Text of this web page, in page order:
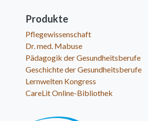
Produkte
Pflegewissenschaft
Dr. med. Mabuse
Pädagogik der Gesundheitsberufe
Geschichte der Gesundheitsberufe
Lernwelten Kongress
CareLit Online-Bibliothek